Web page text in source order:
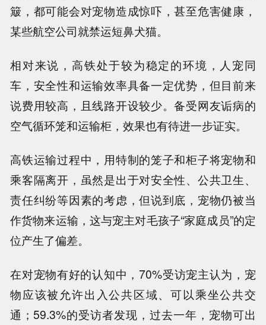
簸，都可能会对宠物造成惊吓 ，甚至危害健康，
某些航空公司就禁运短鼻犬猫。
相对来说， 高铁处于较为稳定的环境，人宠同
车，安全性和运输效率具备一定优势，但目前来
说费用较高，且线路开设较少。备受网友诟病的
空气循环笼和运输柜 ，效果也有待进一步证实。
高铁运输过程中，用特制的笼子和柜子将宠物和
乘客隔离开，虽然是出于对安全性、公共卫生、
责任纠纷等因素的考虑，但说到底， 宠物仍被当
作货物来运输，这与宠主对毛孩子“家庭成员”的定
位产生了偏差。
在对宠物有好的认知中，70%受访宠主认为，宠
物应该被允许出入公共区域、可以乘坐公共交
通 ；59.3%的受访者发现，过去一年，宠物可出